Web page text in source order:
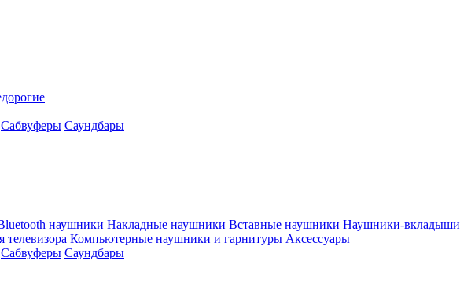
Сабвуферы Саундбары
наушники Накладные наушники Вставные наушники Наушники-вкладыши
телевизора Компьютерные наушники и гарнитуры Аксессуары
Сабвуферы Саундбары